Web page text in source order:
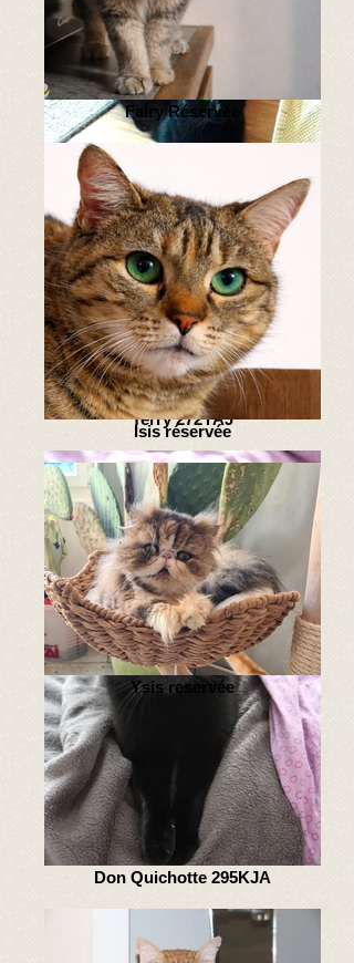
Repeto 297FFP
Terry 272YAJ
Don Quichotte 295KJA
Fairy Réservée
Isis réservée
Ysis reservée